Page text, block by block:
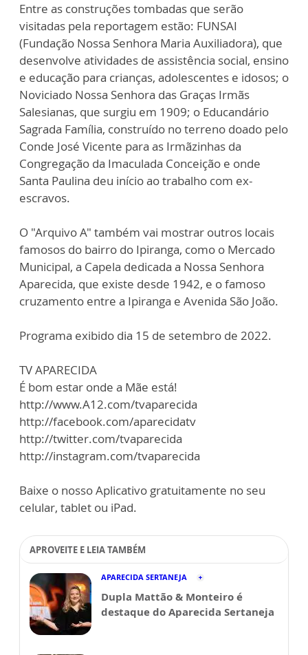
Entre as construções tombadas que serão
visitadas pela reportagem estão: FUNSAI
(Fundação Nossa Senhora Maria Auxiliadora), que
desenvolve atividades de assistência social, ensino
e educação para crianças, adolescentes e idosos; o
Noviciado Nossa Senhora das Graças Irmãs
Salesianas, que surgiu em 1909; o Educandário
Sagrada Família, construído no terreno doado pelo
Conde José Vicente para as Irmãzinhas da
Congregação da Imaculada Conceição e onde
Santa Paulina deu início ao trabalho com ex-
escravos.
O "Arquivo A" também vai mostrar outros locais
famosos do bairro do Ipiranga, como o Mercado
Municipal, a Capela dedicada a Nossa Senhora
Aparecida, que existe desde 1942, e o famoso
cruzamento entre a Ipiranga e Avenida São João.
Programa exibido dia 15 de setembro de 2022.
TV APARECIDA
É bom estar onde a Mãe está!
http://www.A12.com/tvaparecida
http://facebook.com/aparecidatv
http://twitter.com/tvaparecida
http://instagram.com/tvaparecida
Baixe o nosso Aplicativo gratuitamente no seu
celular, tablet ou iPad.
APROVEITE E LEIA TAMBÉM
APARECIDA SERTANEJA
Dupla Mattão & Monteiro é
destaque do Aparecida Sertaneja